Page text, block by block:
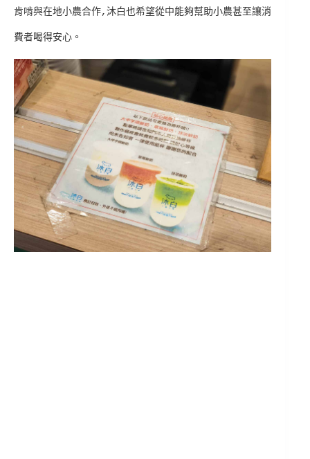
肯啃與在地小農合作,沐白也希望從中能夠幫助小農甚至讓消
費者喝得安心。